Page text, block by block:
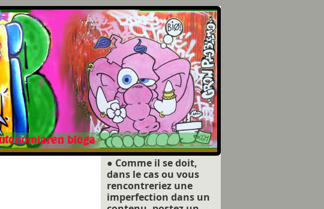
● Comme il se doit,
dans le cas ou vous
rencontreriez une
imperfection dans un